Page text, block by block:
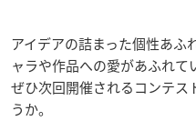
アイデアの詰まった個性あふ
ャラや作品への愛があふれ
ぜひ次回開催されるコンテス
うか。